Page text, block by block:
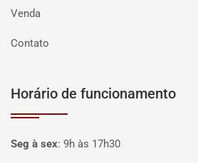
Venda
Contato
Horário de funcionamento
Seg à sex: 9h às 17h30